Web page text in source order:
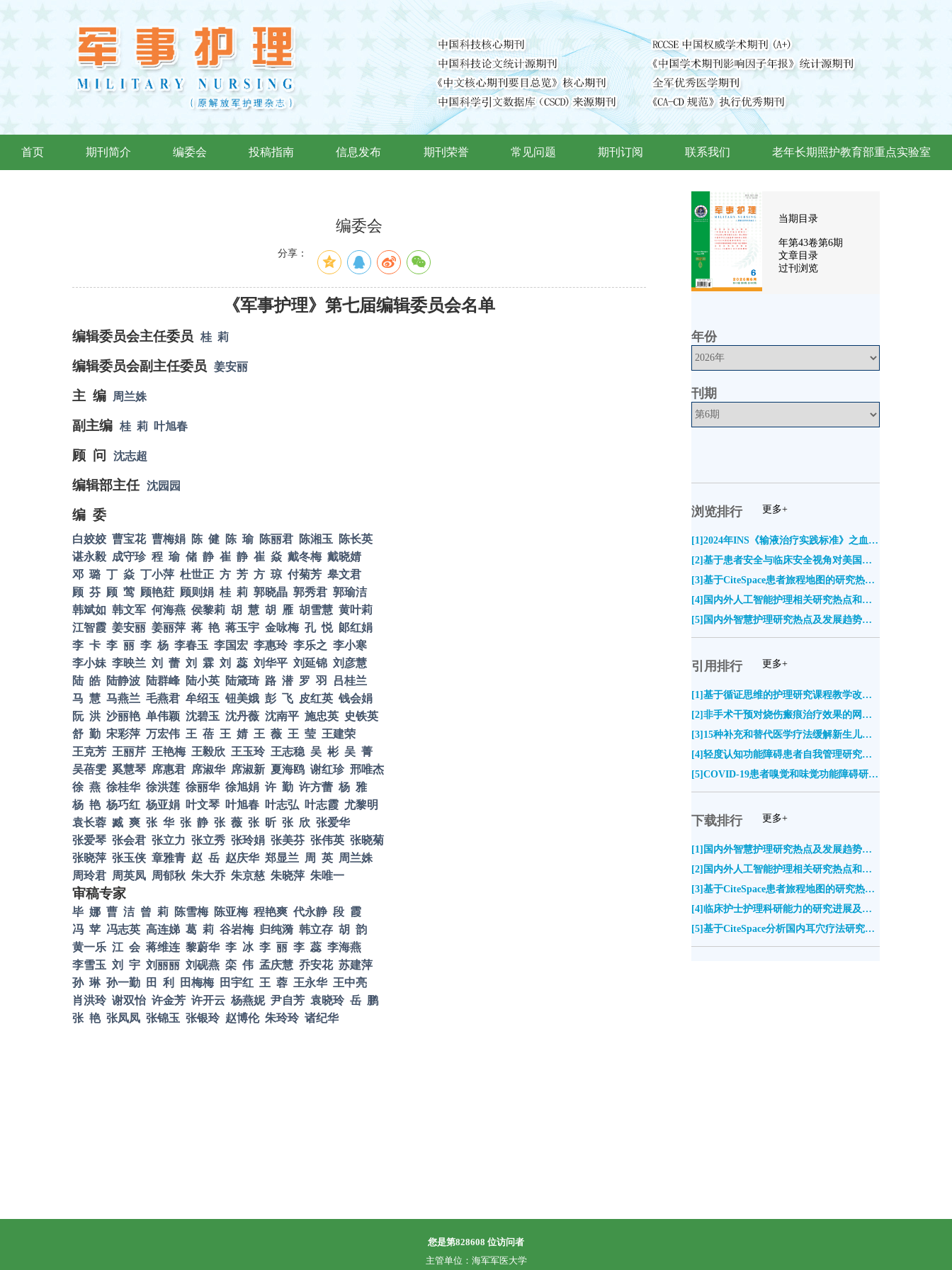
首页 期刊简介 编委会 投稿指南 信息发布 期刊荣誉 常见问题 期刊订阅 联系我们 老年长期照护教育部重点实验室
编委会
分享：
《军事护理》第七届编辑委员会名单
编辑委员会主任委员 桂 莉
编辑委员会副 主任委员 姜安丽
主 编 周兰姝
副主编 桂 莉 叶旭春
顾 问 沈志超
编辑部主任 沈园园
编 委
白姣姣 曹宝花 曹梅娟 陈 健 陈 瑜 陈丽君 陈湘玉
陈长英
谌永毅 成守珍 程 瑜 储 静 崔 静 崔 焱 戴冬梅 戴晓婧
邓 璐 丁 焱 丁小萍 杜世正 方 芳 方 琼 付菊芳 皋文君
顾 芬 顾 莺 顾艳荭 顾则娟 桂 莉 郭晓晶 郭秀君 郭瑜洁
韩斌如 韩文军 何海燕 侯黎莉 胡 慧 胡 雁 胡雪慧 黄叶莉
江智霞 姜安丽 姜丽萍 蒋 艳 蒋玉宇 金咏梅 孔 悦 郞红娟
李 卡 李 丽 李 杨 李春玉 李国宏 李惠玲 李乐之 李小寒
李小妹 李映兰 刘 蕾 刘 霖 刘 蕊 刘华平 刘延锦 刘彦慧
陆 皓 陆静波 陆群峰 陆小英 陆箴琦 路 潜 罗 羽
吕桂兰
马 慧 马燕兰 毛燕君 牟绍玉 钮美娥 彭 飞 皮红英 钱会娟
阮 洪 沙丽艳 单伟颖 沈碧玉 沈丹薇 沈南平 施忠英 史铁英
舒 勤 宋彩萍 万宏伟 王 蓓 王 婧 王 薇 王 莹 王建荣
王克芳 王丽芹 王艳梅 王毅欣 王玉玲 王志稳 吴 彬 吴 菁
吴蓓雯 奚慧琴 席惠君 席淑华 席淑新 夏海鸥 谢红珍 邢唯杰
徐 燕 徐桂华 徐洪莲 徐丽华 徐旭娟 许 勤 许方蕾 杨 雅
杨 艳 杨巧红 杨亚娟 叶文琴 叶旭春 叶志弘 叶志霞 尤黎明
袁长蓉 臧 爽 张 华 张 静 张 薇 张 昕 张 欣 张爱华
张爱琴 张会君 张立力 张立秀 张玲娟 张美芬 张伟英 张晓菊
张晓萍 张玉侠 章雅青 赵 岳 赵庆华 郑显兰 周 英 周兰姝
周玲君 周英凤 周郁秋 朱大乔 朱京慈 朱晓萍 朱唯一
审稿专家
毕 娜 曹 洁 曾 莉 陈雪梅 陈亚梅 程艳爽 代永静 段 霞
冯 苹 冯志英 高连娣 葛 莉 谷岩梅 归纯漪 韩立存 胡 韵
黄一乐 江 会 蒋维连 黎蔚华 李 冰 李 丽 李 蕊 李海燕
李雪玉 刘 宇 刘丽丽 刘砚燕 栾 伟 孟庆慧 乔安花 苏建萍
孙 琳 孙一勤 田 利 田梅梅 田宇红 王 蓉 王永华 王中亮
肖洪玲 谢双怡 许金芳 许开云 杨燕妮 尹自芳 袁晓玲 岳 鹏
张 艳 张凤凤 张锦玉 张银玲 赵博伦 朱玲玲 诸纪华
当期目录
年第43卷第6期
文章目录
过刊浏览
年份
刊期
浏览排行
[1]2024年INS《输液治疗实践标准》之血管通路装置选择与置入解读(2885)
[2]基于患者安全与临床安全视角对美国输液护理学会2024版《输液治疗实践标准》新增要点的解读(2511)
[3]基于CiteSpace患者旅程地图的研究热点与发展趋势分析(2456)
[4]国内外人工智能护理相关研究热点和趋势分析(2397)
[5]国内外智慧护理研究热点及发展趋势的可视化分析(2043)
更多+
引用排行
[1]基于循证思维的护理研究课程教学改革及效果评价(0)
[2]非手术干预对烧伤瘢痕治疗效果的网状Meta分析(0)
[3]15种补充和替代医学疗法缓解新生儿足跟采血疼痛的网状Meta分析(0)
[4]轻度认知功能障碍患者自我管理研究进展(0)
[5]COVID-19患者嗅觉和味觉功能障碍研究进展(0)
更多+
下载排行
[1]国内外智慧护理研究热点及发展趋势的可视化分析(5401)
[2]国内外人工智能护理相关研究热点和趋势分析(4878)
[3]基于CiteSpace患者旅程地图的研究热点与发展趋势分析(4832)
[4]临床护士护理科研能力的研究进展及启示(4687)
[5]基于CiteSpace分析国内耳穴疗法研究热点及趋势(4225)
更多+
您是第828608 位访问者
主管单位：海军军医大学